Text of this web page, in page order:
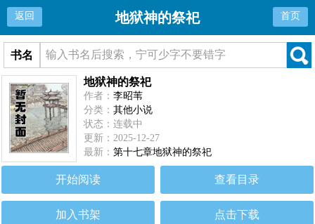
返回 地狱神的祭祀 首页
书名
地狱神的祭祀
作者：李昭苇
分类：其他小说
状态：连载中
更新：2025-12-27
最新：第十七章地狱神的祭祀
开始阅读 查看目录
加入书架 点击下载